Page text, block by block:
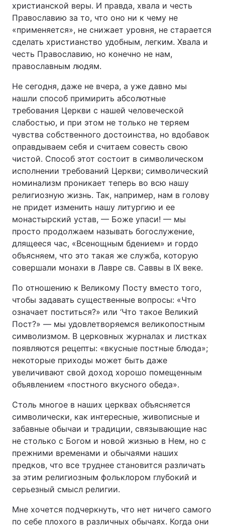
христианской веры. И правда, хвала и честь
Православию за то, что оно ни к чему не
«применяется», не снижает уровня, не старается
сделать христианство удобным, легким. Хвала и
честь Православию, но конечно не нам,
православным людям.
Не сегодня, даже не вчера, а уже давно мы
нашли способ примирить абсолютные
требования Церкви с нашей человеческой
слабостью, и при этом не только не теряем
чувства собственного достоинства, но вдобавок
оправдываем себя и считаем совесть свою
чистой. Способ этот состоит в символическом
исполнении требований Церкви; символический
номинализм проникает теперь во всю нашу
религиозную жизнь. Так, например, нам в голову
не придет изменить нашу литургию и ее
монастырский устав, — Боже упаси! — мы
просто продолжаем называть богослужение,
длящееся час, «Всенощным бдением» и гордо
объясняем, что это такая же служба, которую
совершали монахи в Лавре св. Саввы в IX веке.
По отношению к Великому Посту вместо того,
чтобы задавать существенные вопросы: «Что
означает поститься?» или ‘Что такое Великий
Пост?» — мы удовлетворяемся великопостным
символизмом. В церковных журналах и листках
появляются рецепты: «вкусные постные блюда»;
некоторые приходы может быть даже
увеличивают свой доход хорошо помещенным
объявлением «постного вкусного обеда».
Столь многое в наших церквах объясняется
символически, как интересные, живописные и
забавные обычаи и традиции, связывающие нас
не столько с Богом и новой жизнью в Нем, но с
прежними временами и обычаями наших
предков, что все труднее становится различать
за этим религиозным фольклором глубокий и
серьезный смысл религии.
Мне хочется подчеркнуть, что нет ничего самого
по себе плохого в различных обычаях. Когда они